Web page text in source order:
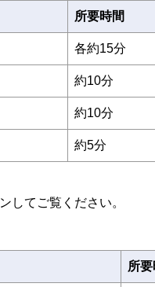
所要時間
各約15分
約10分
約10分
約5分
してご覧ください。
所要